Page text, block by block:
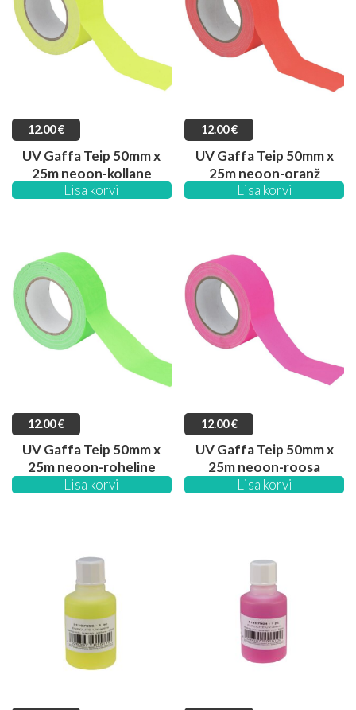
12.00€
UV Gaffa Teip 50mm x
25m neoon-kollane
Lisa korvi
12.00€
UV Gaffa Teip 50mm x
25m neoon-oranž
Lisa korvi
12.00€
UV Gaffa Teip 50mm x
25m neoon-roheline
Lisa korvi
12.00€
UV Gaffa Teip 50mm x
25m neoon-roosa
Lisa korvi